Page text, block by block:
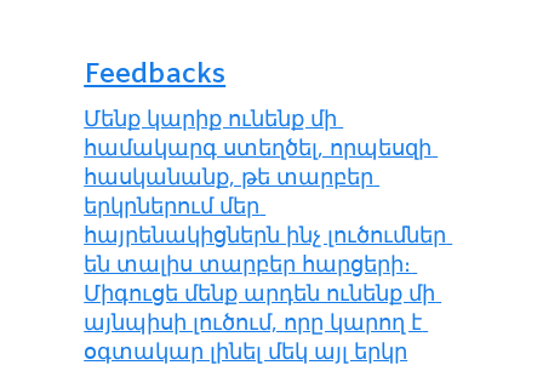
Feedbacks
Մենք կարիք ունենք մի
համակարգ ստեղծել, որպեսզի
հասկանանք, թե տարբեր
երկրներում մեր
հայրենակիցներն ինչ լուծումներ
են տալիս տարբեր հարցերի։
Միգուցե մենք արդեն ունենք մի
այնպիսի լուծում, որը կարող է
օգտակար լինել մեկ այլ երկր